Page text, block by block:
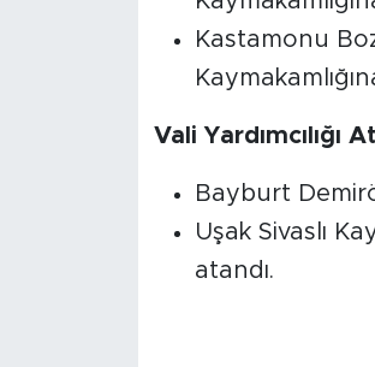
Kastamonu
Vali Yardımcılığı
Bayburt
Uşak Sivaslı
atandı.